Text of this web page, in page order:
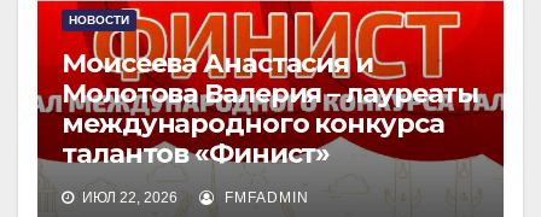
НОВОСТИ
Моисеева Анастасия и
Молотова Валерия – лауреаты
международного конкурса
талантов «Финист»
ИЮЛ 22, 2026 FMFADMIN